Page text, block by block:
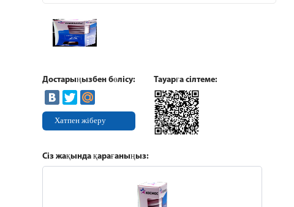
Достарыңызбен бөлісу:
Хатпен жіберу
Тауарға сілтеме:
Сіз жақында қарағаныңыз: